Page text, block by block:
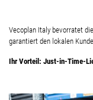
Vecoplan Italy bevorratet
garantiert den lokalen
Ihr Vorteil: Just-in-Time-